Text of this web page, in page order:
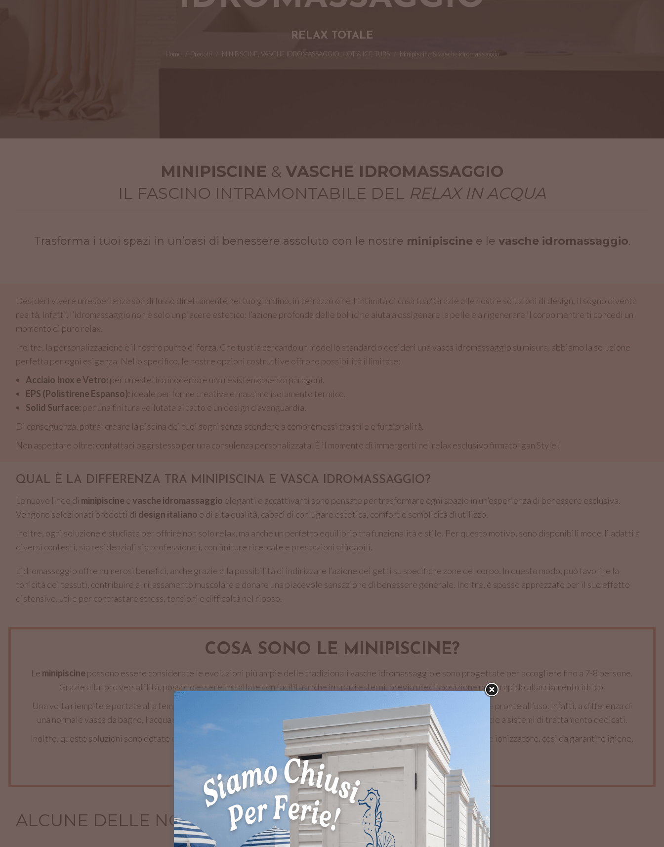
RELAX TOTALE
Tu sei qui:
Home Prodotti MINIPISCINE, VASCHE IDROMASSAGGIO, HOT & ICE TUBS Minipiscine & vasche idromassaggio
MINIPISCINE & VASCHE IDROMASSAGGIO
IL FASCINO INTRAMONTABILE DEL RELAX IN ACQUA
Trasforma i tuoi spazi in un’oasi di benessere assoluto con le nostre minipiscine e le vasche idromassaggio.
Desideri vivere un’esperienza spa di lusso direttamente nel tuo giardino, in terrazzo o nell’intimità di casa tua? Grazie alle nostre soluzioni di design, il sogno diventa
realtà. Infatti, l’idromassaggio non è solo un piacere estetico: l’azione profonda delle bollicine aiuta a ossigenare la pelle e a rigenerare il corpo mentre ti concedi un
momento di puro relax.
Inoltre, la personalizzazione è il nostro punto di forza. Che tu stia cercando un modello standard o desideri una vasca idromassaggio su misura, abbiamo la soluzione
perfetta per ogni esigenza. Nello specifico, le nostre opzioni costruttive offrono possibilità illimitate:
Acciaio Inox e Vetro: per un’estetica moderna e una resistenza senza paragoni.
EPS (Polistirene Espanso): ideale per forme creative e massimo isolamento termico.
Solid Surface: per una finitura vellutata al tatto e un design d’avanguardia.
Di conseguenza, potrai creare la piscina dei tuoi sogni senza scendere a compromessi tra stile e funzionalità.
Non aspettare oltre: contattaci oggi stesso per una consulenza personalizzata. È il momento di immergerti nel relax esclusivo firmato Igan Style!
QUAL È LA DIFFERENZA TRA MINIPISCINA E VASCA IDROMASSAGGIO?
Le nuove linee di minipiscine evasche idromassaggio eleganti e accattivanti sono pensate per trasformare ogni spazio in un’esperienza di benessere esclusiva.
Vengono selezionati prodotti di design italiano e di alta qualità, capaci di coniugare estetica, comfort e semplicità di utilizzo.
Inoltre, ogni soluzione è studiata per offrire non solo relax, ma anche un perfetto equilibrio tra funzionalità e stile. Per questo motivo, sono disponibili modelli adatti a
diversi contesti, sia residenziali sia professionali, con finiture ricercate e prestazioni affidabili.
L’idromassaggio offre numerosi benefici, anche grazie alla possibilità di indirizzare l’azione dei getti su specifiche zone del corpo. In questo modo, può favorire la
tonicità dei tessuti, contribuire al rilassamento muscolare e donare una piacevole sensazione di benessere generale. Inoltre, è spesso apprezzato per il suo effetto
distensivo, utile per contrastare stress, tensioni e difficoltà nel riposo.
COSA SONO LE MINIPISCINE?
Le minipiscine possono essere considerate le evoluzioni più ampie delle tradizionali vasche idromassaggio e sono progettate per accogliere fino a 7-8 persone.
Grazie alla loro versatilità, possono essere installate con facilità anche in spazi esterni, previa predisposizione per il rapido allacciamento idrico.
Una volta riempite e portate alla temperatura desiderata, le minipiscine mantengono il calore costante e risultano sempre pronte all’uso. Infatti, a differenza di
una normale vasca da bagno, l’acqua non viene scaricata dopo ogni utilizzo, ma viene mantenuta in condizioni ottimali grazie a sistemi di trattamento dedicati.
Inoltre, queste soluzioni sono dotate di diversi sistemi di filtrazione, comefiltrazione a cartuccia,filtrazione a sabbia oppure ionizzatore, così da garantire igiene,
praticità e comfort nel tempo.
ALCUNE DELLE NOSTRE MINIPISCINE